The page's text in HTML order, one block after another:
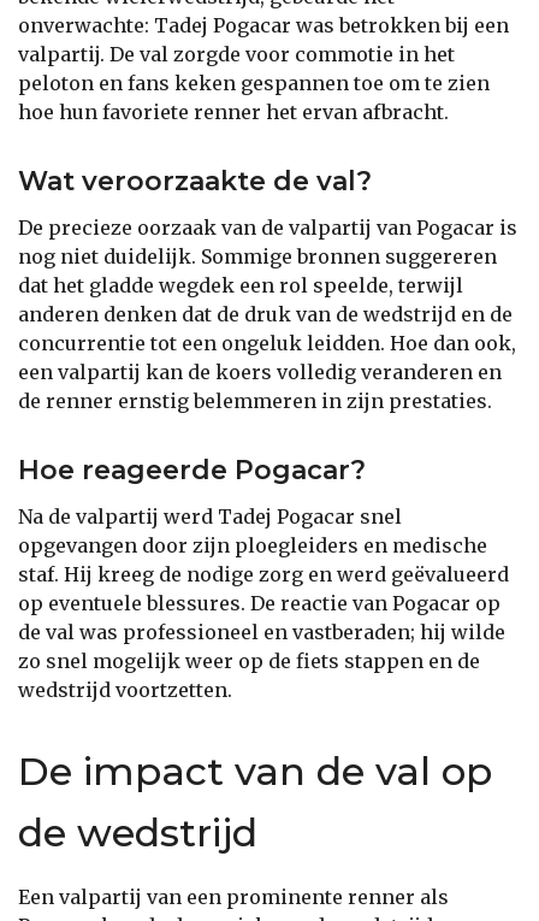
onverwachte: Tadej Pogacar was betrokken bij een
valpartij. De val zorgde voor commotie in het
peloton en fans keken gespannen toe om te zien
hoe hun favoriete renner het ervan afbracht.
Wat veroorzaakte de val?
De precieze oorzaak van de valpartij van Pogacar is
nog niet duidelijk. Sommige bronnen suggereren
dat het gladde wegdek een rol speelde, terwijl
anderen denken dat de druk van de wedstrijd en de
concurrentie tot een ongeluk leidden. Hoe dan ook,
een valpartij kan de koers volledig veranderen en
de renner ernstig belemmeren in zijn prestaties.
Hoe reageerde Pogacar?
Na de valpartij werd Tadej Pogacar snel
opgevangen door zijn ploegleiders en medische
staf. Hij kreeg de nodige zorg en werd geëvalueerd
op eventuele blessures. De reactie van Pogacar op
de val was professioneel en vastberaden; hij wilde
zo snel mogelijk weer op de fiets stappen en de
wedstrijd voortzetten.
De impact van de val op
de wedstrijd
Een valpartij van een prominente renner als